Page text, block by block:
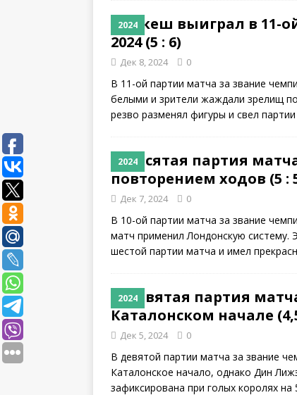
2024
Гукеш выиграл в 11-
2024 (5 : 6)
Дек 8, 2024 0
В 11-ой партии матча за звание
белыми и зрители жаждали зрелищ
резво разменял фигуры и свел
2024
Десятая партия
повторением ходов (5 :
Дек 7, 2024 0
В 10-ой партии матча за звание
матч применил Лондонскую
шестой партии матча и имел
2024
Девятая партия
Каталонском начале
Дек 5, 2024 0
В девятой партии матча за звание
Каталонское начало, однако Дин
зафиксирована при голых королях